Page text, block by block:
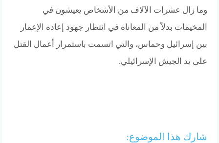
وما زال عشرات الآلاف من الأشخاص يعيشون في
المخيمات بدلاً من المعاناة في انتظار جهود إعادة الإعمار
بين إسرائيل وحماس، والتي اتسمت باستمرار أعمال القتل
على يد الجيش الإسرائيلي.
شارك هذا الموضوع: